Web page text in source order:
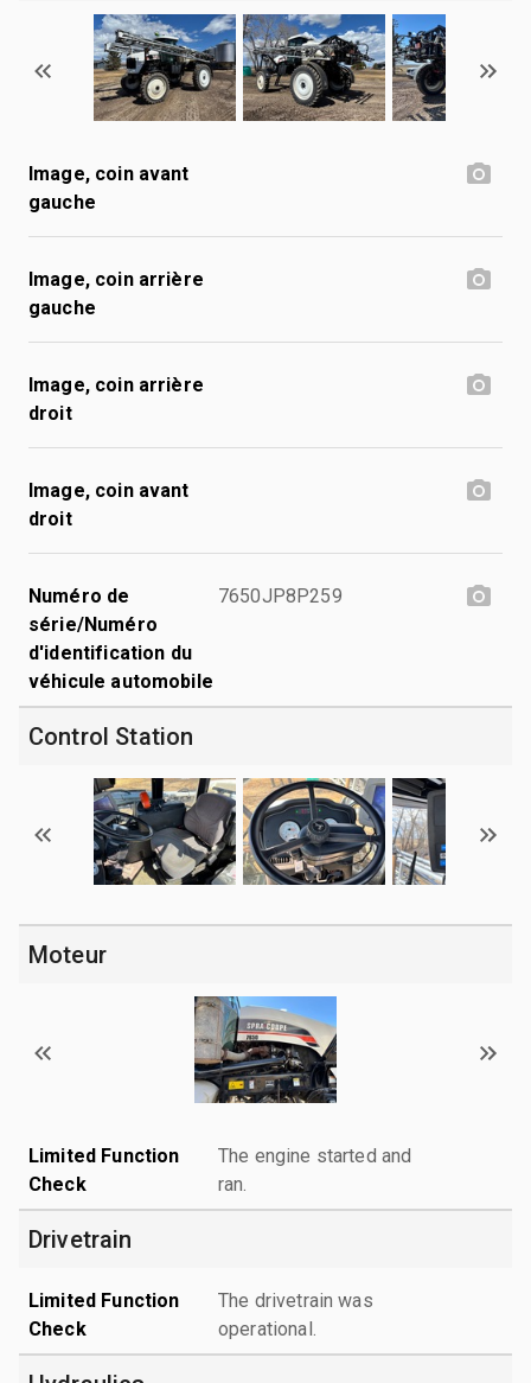
Image, coin avant
gauche
Image, coin arrière
gauche
Image, coin arrière
droit
Image, coin avant
droit
Numéro de
série/Numéro
d'identification du
véhicule automobile
7650JP8P259
Control Station
Moteur
Limited Function
Check
The engine started and
ran.
Drivetrain
Limited Function
Check
The drivetrain was
operational.